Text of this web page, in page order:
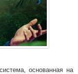
основанная на